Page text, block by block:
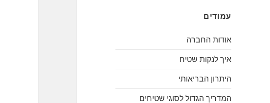
עמודים
אודות החברה
איך לנקות שטיח
היתרון הבריאותי
המדריך הגדול לסוגי שטיחים